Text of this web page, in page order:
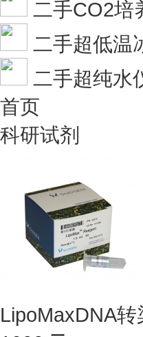
二手CO2培
二手超低温
二手超纯水
首页
科研试剂
LipoMaxDNA